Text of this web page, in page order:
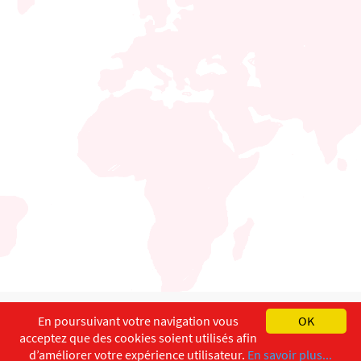
English Français
Copyright ©ISEC-AdW Impressum
OK
En poursuivant votre navigation vous
acceptez que des cookies soient utilisés afin
d’améliorer votre expérience utilisateur. En savoir plus...